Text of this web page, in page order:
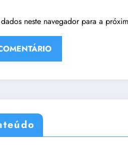
neste navegador para a